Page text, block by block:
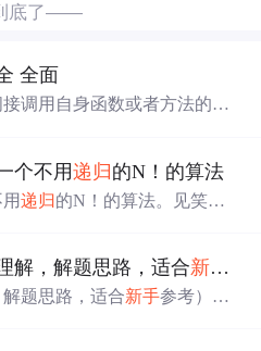
底了——
全面
调用自身函数或者方法的算
个不用递归的N！的算法
用递归的N！的算法。见笑，
解，解题思路，适合新手
题思路，适合新手参考）目